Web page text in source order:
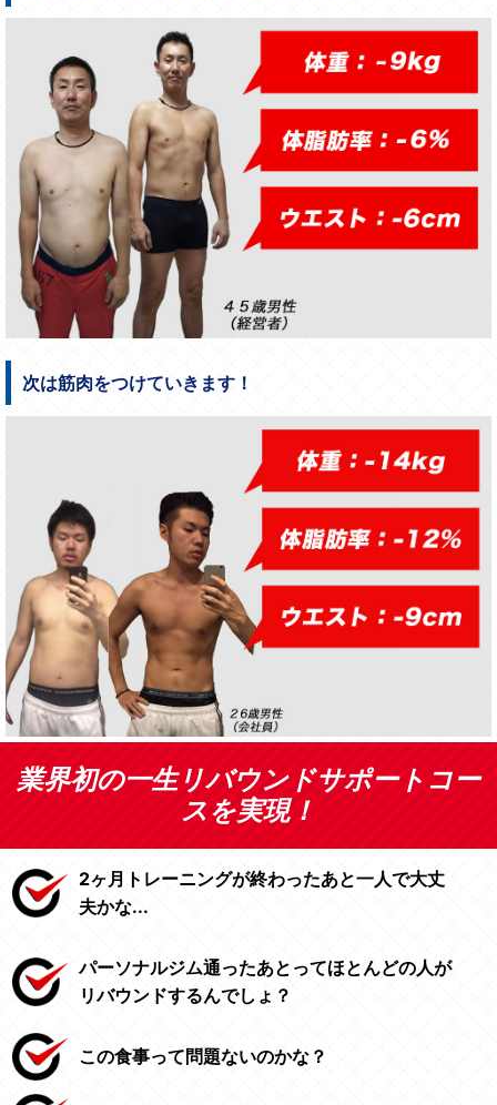
次は筋肉をつけていきます！
業界初の一生リバウンドサポートコー
スを実現！
2ヶ月トレーニングが終わったあと一人で大丈
夫かな...
パーソナルジム通ったあとってほとんどの人が
リバウンドするんでしょ？
この食事って問題ないのかな？